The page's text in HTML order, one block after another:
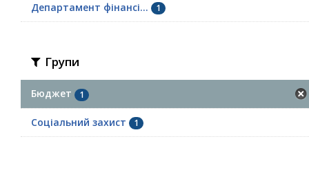
Департамент фінансі... 1
Групи
Бюджет 1
Соціальний захист 1